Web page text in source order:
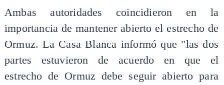
Ambas autoridades coincidieron en la
importancia de mantener abierto el estrecho de
Ormuz. La Casa Blanca informó que "las dos
partes estuvieron de acuerdo en que el
estrecho de Ormuz debe seguir abierto para